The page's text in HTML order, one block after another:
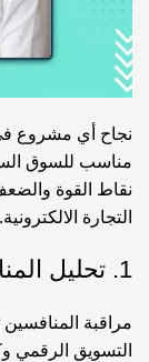
نجاح أي مشروع في
مناسب للسوق
نقاط القوة
التجارة الالكترونية.
1. تحليل المنافسين في نفس المجال
مراقبة
التسويق الرقمي